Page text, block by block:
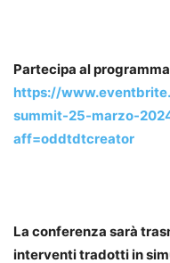
Partecipa al
https://
summit-25-marzo-
aff=oddtdtcreator
La conferenza sarà
interventi tradotti in